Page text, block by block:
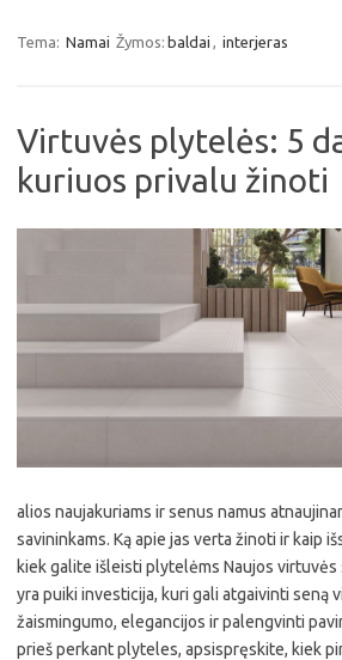
Tema: Namai Žymos: baldai , interjeras
Virtuvės plytelės: 5
kuriuos privalu žinoti
alios naujakuriams ir senus namus
savininkams. Ką apie jas verta žinoti ir kaip
kiek galite išleisti plytelėms Naujos
yra puiki investicija, kuri gali atgaivinti seną
žaismingumo, elegancijos ir palengvinti
prieš perkant plyteles, apsispręskite, kiek